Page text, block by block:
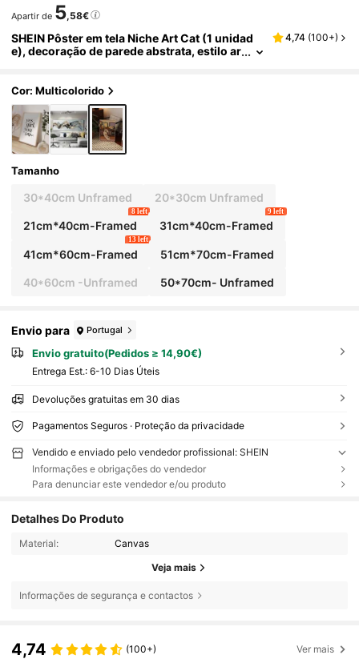
Apartir de 5,58€
SHEIN Pôster em tela Niche Art Cat (1 unidad
e), decoração de parede abstrata, estilo ar
4,74 (100+)
Cor: Multicolorido
Tamanho
30*40cm Unframed 20*30cm Unframed
21cm*40cm-Framed
8 left
31cm*40cm-Framed
9 left
41cm*60cm-Framed
13 left
51cm*70cm-Framed
40*60cm -Unframed 50*70cm- Unframed
Envio para Portugal
Envio gratuito(Pedidos ≥ 14,90€)
Entrega Est.: 6-10 Dias Úteis
Devoluções gratuitas em 30 dias
Pagamentos Seguros · Proteção da privacidade
Vendido e enviado pelo vendedor profissional: SHEIN
Informações e obrigações do vendedor
Para denunciar este vendedor e/ou produto
Detalhes Do Produto
Material: Canvas
Veja mais
Informações de segurança e contactos
4,74 (100+) Ver mais